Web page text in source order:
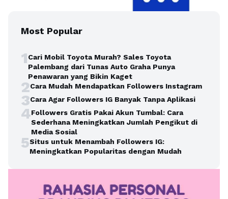
Most Popular
1Cari Mobil Toyota Murah? Sales Toyota
Palembang dari Tunas Auto Graha Punya
Penawaran yang Bikin Kaget
2Cara Mudah Mendapatkan Followers Instagram
3Cara Agar Followers IG Banyak Tanpa Aplikasi
4Followers Gratis Pakai Akun Tumbal: Cara
Sederhana Meningkatkan Jumlah Pengikut di
Media Sosial
5Situs untuk Menambah Followers IG:
Meningkatkan Popularitas dengan Mudah